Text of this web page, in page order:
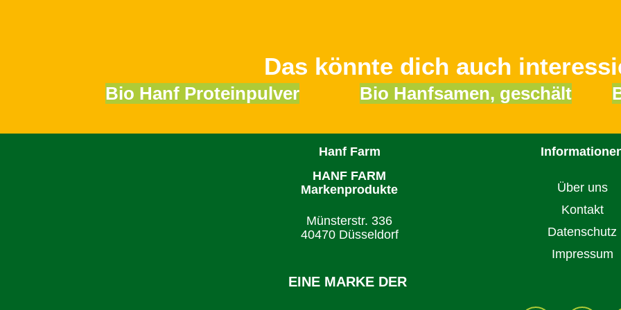
Das könnte dich auch
Bio Hanf Proteinpulver Bio Hanfsamen, geschält
Hanf Farm
HANF FARM
Markenprodukte
Münsterstr. 336
40470 Düsseldorf
EINE MARKE DER
Über uns
Kontakt
Datenschutz
Impressum